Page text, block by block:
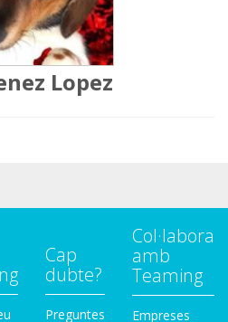
Lopez
Cap
dubte?
Preguntes
Col·labora
amb
Teaming
Empreses